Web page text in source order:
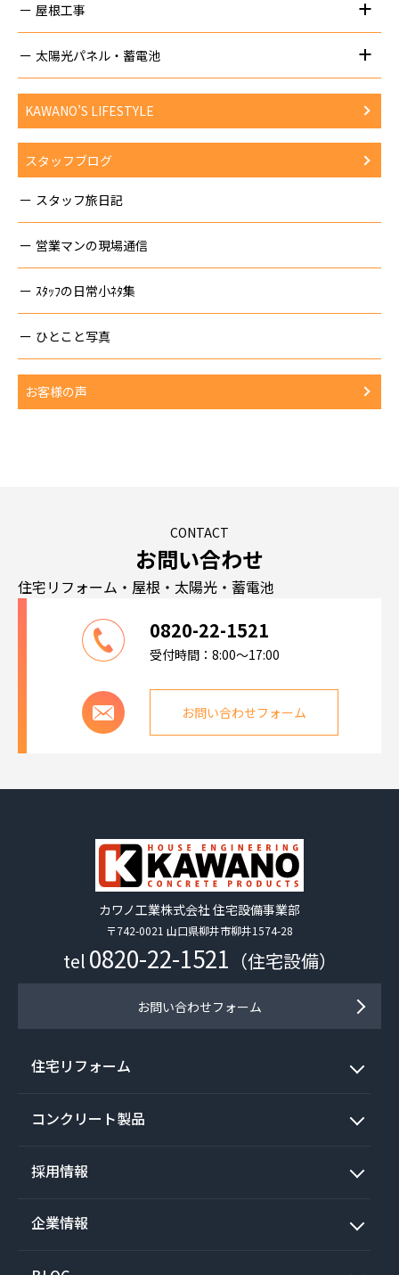
屋根工事
太陽光パネル・蓄電池
KAWANO’S LIFESTYLE
スタッフブログ
スタッフ旅日記
営業マンの現場通信
ｽﾀｯﾌの日常小ﾈﾀ集
ひとこと写真
お客様の声
CONTACT
お問い合わせ
住宅リフォーム・屋根・太陽光・蓄電池
0820-22-1521
受付時間：8:00～17:00
お問い合わせフォーム
カワノ工業株式会社 住宅設備事業部
〒742-0021 山口県柳井市柳井1574-28
tel 0820-22-1521 （住宅設備）
お問い合わせフォーム
住宅リフォーム
コンクリート製品
採用情報
企業情報